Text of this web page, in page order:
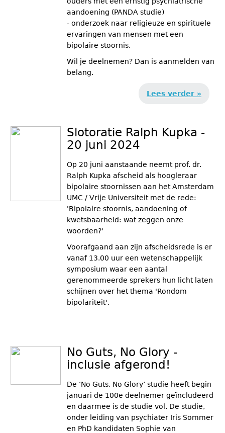
aandoening (PANDA studie)
- onderzoek naar religieuze en spirituele
ervaringen van mensen met een
bipolaire stoornis.
Wil je deelnemen? Dan is aanmelden van
belang.
Lees verder »
Slotoratie Ralph Kupka -
20 juni 2024
Op 20 juni aanstaande neemt prof. dr.
Ralph Kupka afscheid als hoogleraar
bipolaire stoornissen aan het Amsterdam
UMC / Vrije Universiteit met de rede:
'Bipolaire stoornis, aandoening of
kwetsbaarheid: wat zeggen onze
woorden?'
Voorafgaand aan zijn afscheidsrede is er
vanaf 13.00 uur een wetenschappelijk
symposium waar een aantal
gerenommeerde sprekers hun licht laten
schijnen over het thema 'Rondom
bipolariteit'.
No Guts, No Glory -
inclusie afgerond!
De ‘No Guts, No Glory’ studie heeft begin
januari de 100e deelnemer geïncludeerd
en daarmee is de studie vol. De studie,
onder leiding van psychiater Iris Sommer
en PhD kandidaten Sophie van